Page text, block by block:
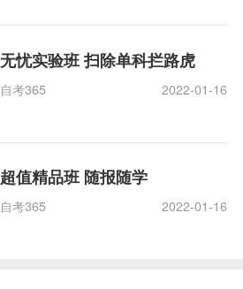
无忧实验班 扫除单科拦路虎
自考365 2022-01-16
超值精品班 随报随学
自考365 2022-01-16